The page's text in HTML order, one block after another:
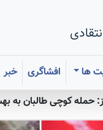
ها افشاگری خبر
حمله کوچی طالبان به